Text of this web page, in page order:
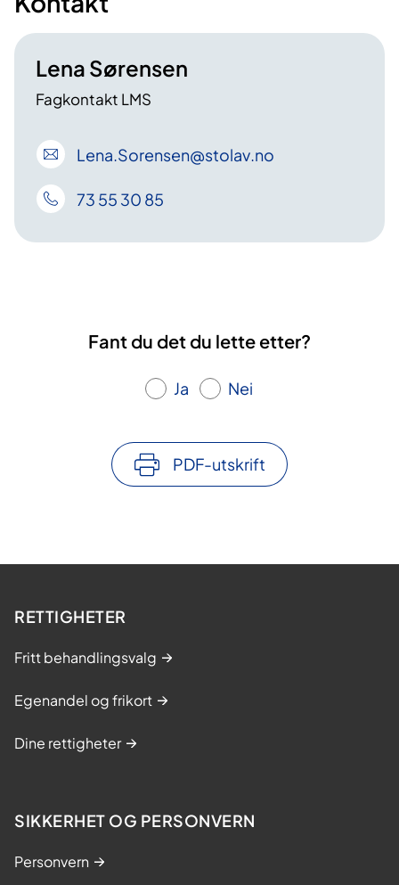
Lena Sørensen
Fagkontakt LMS
Lena.Sorensen@stolav.no
73 55 30 85
Fant du det du lette etter?
Ja Nei
PDF-utskrift
RETTIGHETER
Fritt behandlingsvalg
Egenandel og frikort
Dine rettigheter
SIKKERHET OG PERSONVERN
Personvern